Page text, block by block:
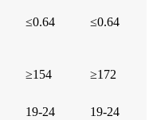
≤0.64 ≤0.64
≥154
≥172
19-24 19-24